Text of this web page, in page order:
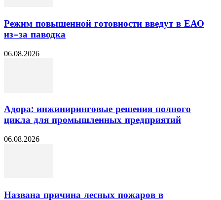
Режим повышенной готовности введут в ЕАО
из-за паводка
06.08.2026
Адора: инжиниринговые решения полного
цикла для промышленных предприятий
06.08.2026
Названа причина лесных пожаров в